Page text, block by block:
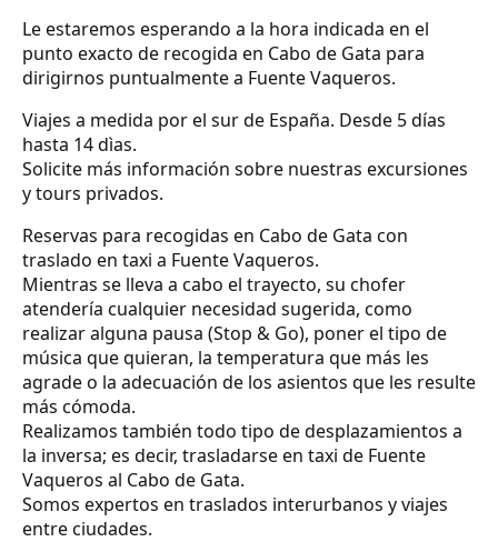
Le estaremos esperando a la hora indicada en el
punto exacto de recogida en Cabo de Gata para
dirigirnos puntualmente a Fuente Vaqueros.
Viajes a medida por el sur de España. Desde 5 días
hasta 14 dìas.
Solicite más información sobre nuestras excursiones
y tours privados.
Reservas para recogidas en Cabo de Gata con
traslado en taxi a Fuente Vaqueros.
Mientras se lleva a cabo el trayecto, su chofer
atendería cualquier necesidad sugerida, como
realizar alguna pausa (Stop & Go), poner el tipo de
música que quieran, la temperatura que más les
agrade o la adecuación de los asientos que les resulte
más cómoda.
Realizamos también todo tipo de desplazamientos a
la inversa; es decir, trasladarse en taxi de Fuente
Vaqueros al Cabo de Gata.
Somos expertos en traslados interurbanos y viajes
entre ciudades.